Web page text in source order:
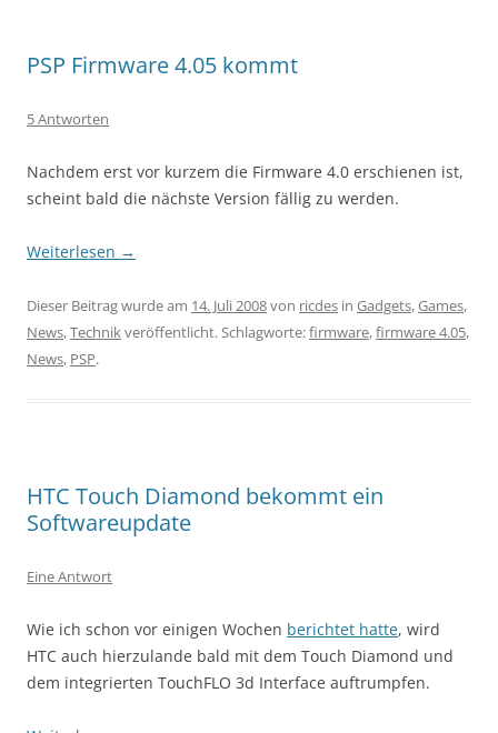
PSP Firmware 4.05 kommt
5 Antworten
Nachdem erst vor kurzem die Firmware 4.0 erschienen ist,
scheint bald die nächste Version fällig zu werden.
Weiterlesen →
Dieser Beitrag wurde am 14. Juli 2008von ricdes in Gadgets,Games,
News,Technikveröffentlicht. Schlagworte:firmware,firmware 4.05,
News, PSP.
HTC Touch Diamond bekommt ein
Softwareupdate
Eine Antwort
Wie ich schon vor einigen Wochen berichtet hatte, wird
HTC auch hierzulande bald mit dem Touch Diamond und
dem integrierten TouchFLO 3d Interface auftrumpfen.